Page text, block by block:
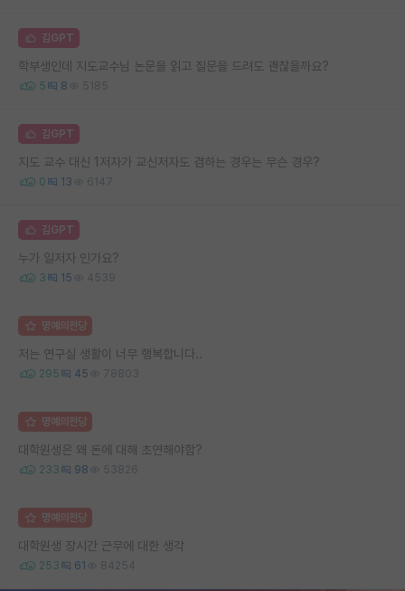
김GPT
학부생인데 지도교수님 논문을 읽고 질문을 드려도 괜찮을까요?
5 8 5185
김GPT
지도 교수 대신 1저자가 교신저자도 겸하는 경우는 무슨 경우?
0 13 6147
김GPT
누가 일저자 인가요?
3 15 4539
명예의전당
저는 연구실 생활이 너무 행복합니다..
295 45 78803
명예의전당
대학원생은 왜 돈에 대해 초연해야함?
233 98 53826
명예의전당
대학원생 장시간 근무에 대한 생각
253 61 84254